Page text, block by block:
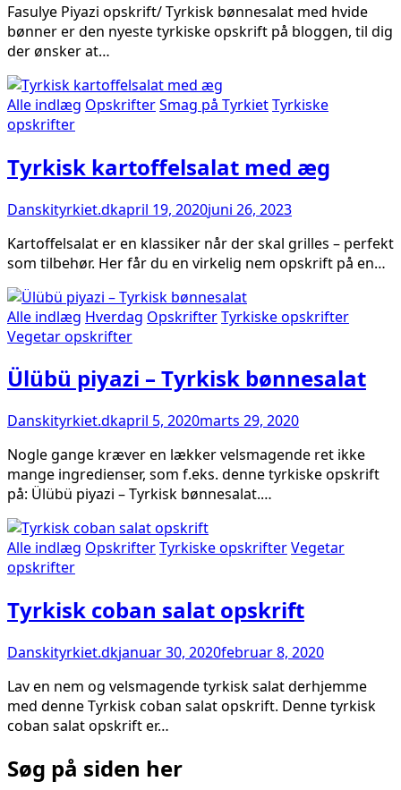
Fasulye Piyazi opskrift/ Tyrkisk bønnesalat med hvide
bønner er den nyeste tyrkiske opskrift på bloggen, til dig
der ønsker at…
Alle indlæg OpskrifterSmag på TyrkietTyrkiske
opskrifter
Tyrkisk kartoffelsalat med æg
Danskityrkiet.dkapril 19, 2020juni 26, 2023
Kartoffelsalat er en klassiker når der skal grilles – perfekt
som tilbehør. Her får du en virkelig nem opskrift på en…
Alle indlæg Hverdag OpskrifterTyrkiske opskrifter
Vegetar opskrifter
Ülübü piyazi – Tyrkisk bønnesalat
Danskityrkiet.dkapril 5, 2020marts 29, 2020
Nogle gange kræver en lækker velsmagende ret ikke
mange ingredienser, som f.eks. denne tyrkiske opskrift
på: Ülübü piyazi – Tyrkisk bønnesalat.…
Alle indlæg OpskrifterTyrkiske opskrifterVegetar
opskrifter
Tyrkisk coban salat opskrift
Danskityrkiet.dkjanuar 30, 2020februar 8, 2020
Lav en nem og velsmagende tyrkisk salat derhjemme
med denne Tyrkisk coban salat opskrift. Denne tyrkisk
coban salat opskrift er…
Søg på siden her